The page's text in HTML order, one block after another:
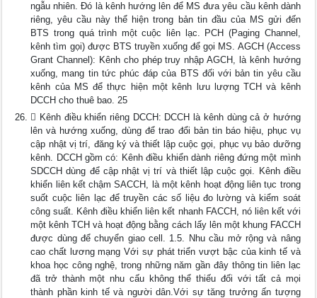
ngẫu nhiên. Đó là kênh hướng lên để MS đưa yêu cầu kênh dành
riêng, yêu cầu này thể hiện trong bản tin đầu của MS gửi đến
BTS trong quá trình một cuộc liên lạc. PCH (Paging Channel,
kênh tìm gọi) được BTS truyền xuống để gọi MS. AGCH (Access
Grant Channel): Kênh cho phép truy nhập AGCH, là kênh hướng
xuống, mang tin tức phúc đáp của BTS đối với bản tin yêu cầu
kênh của MS để thực hiện một kênh lưu lượng TCH và kênh
DCCH cho thuê bao. 25
 Kênh điều khiển riêng DCCH: DCCH là kênh dùng cả ở hướng
lên và hướng xuống, dùng để trao đổi bản tin báo hiệu, phục vụ
cập nhật vị trí, đăng ký và thiết lập cuộc gọi, phục vụ bảo dưỡng
kênh. DCCH gồm có: Kênh điều khiển dành riêng đứng một mình
SDCCH dùng để cập nhật vị trí và thiết lập cuộc gọi. Kênh điều
khiển liên kết chậm SACCH, là một kênh hoạt động liên tục trong
suốt cuộc liên lạc để truyền các số liệu đo lường và kiểm soát
công suất. Kênh điều khiển liên kết nhanh FACCH, nó liên kết với
một kênh TCH và hoạt động bằng cách lấy lên một khung FACCH
được dùng để chuyển giao cell. 1.5. Nhu cầu mở rộng và nâng
cao chất lương mạng Với sự phát triển vượt bậc của kinh tế và
khoa học công nghệ, trong những năm gần đây thông tin liên lạc
đã trở thành một nhu cấu không thể thiếu đối với tất cả mọi
thành phần kinh tế và người dân.Với sự tăng trưởng ấn tượng